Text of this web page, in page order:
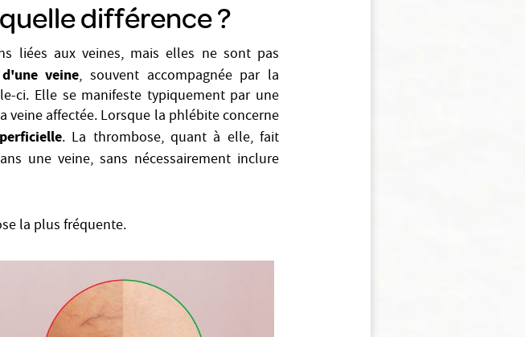
différence ?
liées aux veines, mais elles ne sont pas
veine, souvent accompagnée par la
ci. Elle se manifeste typiquement par une
affectée. Lorsque la phlébite concerne
. La thrombose, quant à elle, fait
une veine, sans nécessairement inclure
la plus fréquente.